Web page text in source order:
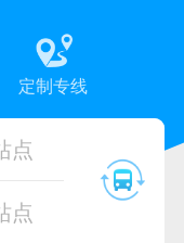
定制专线
点
点